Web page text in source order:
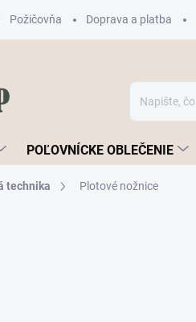
Požičovňa Doprava a platba
POĽOVNÍCKE OBLEČENIE
technika Plotové nožnice